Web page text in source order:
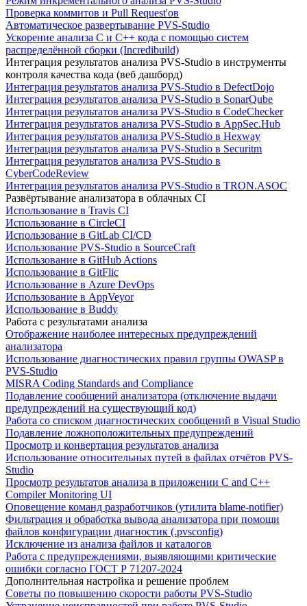
Проверка коммитов и Pull Request'ов
Автоматическое развертывание PVS-Studio
Ускорение анализа C и C++ кода с помощью систем
распределённой сборки (Incredibuild)
Интеграция результатов анализа PVS-Studio в инструменты
контроля качества кода (веб дашборд)
Интеграция результатов анализа PVS-Studio в DefectDojo
Интеграция результатов анализа PVS-Studio в SonarQube
Интеграция результатов анализа PVS-Studio в CodeChecker
Интеграция результатов анализа PVS-Studio в AppSec.Hub
Интеграция результатов анализа PVS-Studio в Hexway
Интеграция результатов анализа PVS-Studio в Securitm
Интеграция результатов анализа PVS-Studio в
CyberCodeReview
Интеграция результатов анализа PVS-Studio в TRON.ASOC
Развёртывание анализатора в облачных CI
Использование в Travis CI
Использование в CircleCI
Использование в GitLab CI/CD
Использование PVS-Studio в SourceCraft
Использование в GitHub Actions
Использование в GitFlic
Использование в Azure DevOps
Использование в AppVeyor
Использование в Buddy
Работа с результатами анализа
Отображение наиболее интересных предупреждений
анализатора
Использование диагностических правил группы OWASP в
PVS-Studio
MISRA Coding Standards and Compliance
Подавление сообщений анализатора (отключение выдачи
предупреждений на существующий код)
Работа со списком диагностических сообщений в Visual Studio
Подавление ложноположительных предупреждений
Просмотр и конвертация результатов анализа
Использование относительных путей в файлах отчётов PVS-
Studio
Просмотр результатов анализа в приложении C and C++
Compiler Monitoring UI
Оповещение команд разработчиков (утилита blame-notifier)
Фильтрация и обработка вывода анализатора при помощи
файлов конфигурации диагностик (.pvsconfig)
Исключение из анализа файлов и каталогов
Работа с предупреждениями, выявляющими критические
ошибки согласно ГОСТ Р 71207-2024
Дополнительная настройка и решение проблем
Советы по повышению скорости работы PVS-Studio